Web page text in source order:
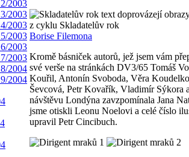
text doprovázejí
z cyklu Skladatelův rok
Borise Filemona
Kromě básniček autorů, jež jsem vám
své verše na stránkách DV3/65 Tomáš
Kouřil, Antonín Svoboda, Věra
Ševcová, Petr Kovařík, Vladimír Sýkora
návštěvu Londýna zavzpomínala Jana
jsme otiskli Leonu Noelovi a celé číslo
upravil Petr Cincibuch.